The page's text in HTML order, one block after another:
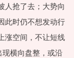
人抢了去；大势向
此时仍不想发动行
涨空间，不让短线
横向盘整，或沿